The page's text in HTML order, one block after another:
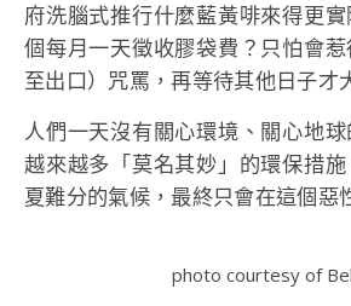
府洗腦式推行什麼藍黃啡來得更
個每月一天徵收膠袋費？只怕會
至出口）咒罵，再等待其他日子才
人們一天沒有關心環境、關心地
越來越多「莫名其妙」的環保措
夏難分的氣候，最終只會在這個惡
photo courtesy of